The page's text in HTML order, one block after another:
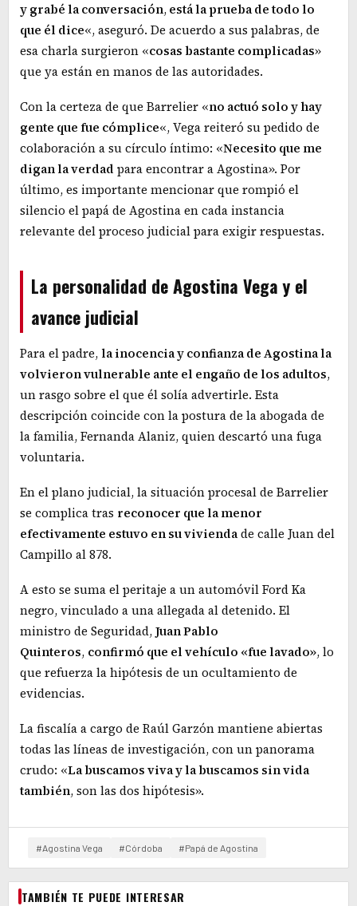
y grabé la conversación,está la prueba de todo lo
que él dice«, aseguró. De acuerdo a sus palabras, de
esa charla surgieron «cosas bastante complicadas»
que ya están en manos de las autoridades.
Con la certeza de que Barrelier «no actuó solo y hay
gente que fue cómplice«, Vega reiteró su pedido de
colaboración a su círculo íntimo: «Necesito que me
digan la verdad para encontrar a Agostina». Por
último, es importante mencionar que rompió el
silencio el papá de Agostina en cada instancia
relevante del proceso judicial para exigir respuestas.
La personalidad de Agostina Vega y el
avance judicial
Para el padre,la inocencia y confianza de Agostina la
volvieron vulnerable ante el engaño de los adultos,
un rasgo sobre el que él solía advertirle. Esta
descripción coincide con la postura de la abogada de
la familia, Fernanda Alaniz, quien descartó una fuga
voluntaria.
En el plano judicial, la situación procesal de Barrelier
se complica tras reconocer que la menor
efectivamente estuvo en su viviendade calle Juan del
Campillo al 878.
A esto se suma el peritaje a un automóvil Ford Ka
negro, vinculado a una allegada al detenido. El
ministro de Seguridad,Juan Pablo
Quinteros, confirmó que el vehículo «fue lavado», lo
que refuerza la hipótesis de un ocultamiento de
evidencias.
La fiscalía a cargo de Raúl Garzón mantiene abiertas
todas las líneas de investigación, con un panorama
crudo: «La buscamos viva y la buscamos sin vida
también, son las dos hipótesis».
#Agostina Vega #Córdoba #Papá de Agostina
TAMBIÉN TE PUEDE INTERESAR